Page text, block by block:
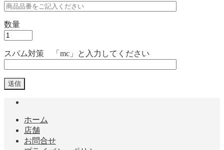
数量
スパム対策 「mc」と入力してください
ホーム
店舗
お問合せ